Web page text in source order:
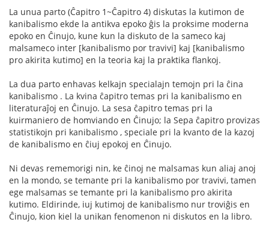
La unua parto (Ĉapitro 1~Ĉapitro 4) diskutas la kutimon de
kanibalismo ekde la antikva epoko ĝis la proksime moderna
epoko en Ĉinujo, kune kun la diskuto de la sameco kaj
malsameco inter [kanibalismo por travivi] kaj [kanibalismo
pro akirita kutimo] en la teoria kaj la praktika flankoj.
La dua parto enhavas kelkajn specialajn temojn pri la ĉina
kanibalismo . La kvina ĉapitro temas pri la kanibalismo en
literaturaĵoj en Ĉinujo. La sesa ĉapitro temas pri la
kuirmaniero de homviando en Ĉinujo; la Sepa ĉapitro provizas
statistikojn pri kanibalismo , speciale pri la kvanto de la kazoj
de kanibalismo en ĉiuj epokoj en Ĉinujo.
Ni devas rememorigi nin, ke ĉinoj ne malsamas kun aliaj anoj
en la mondo, se temante pri la kanibalismo por travivi, tamen
ege malsamas se temante pri la kanibalismo pro akirita
kutimo. Eldirinde, iuj kutimoj de kanibalismo nur troviĝis en
Ĉinujo, kion kiel la unikan fenomenon ni diskutos en la libro.